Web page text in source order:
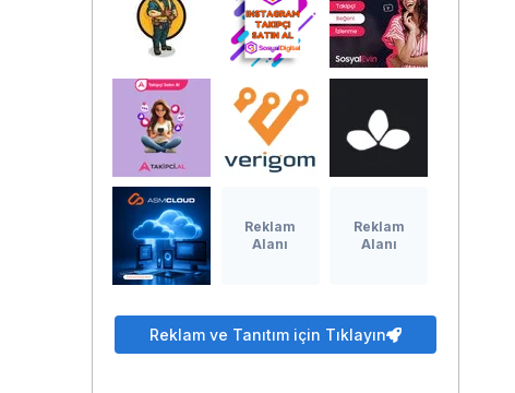
Reklam
Alanı
Reklam
Alanı
Reklam ve Tanıtım için Tıklayın